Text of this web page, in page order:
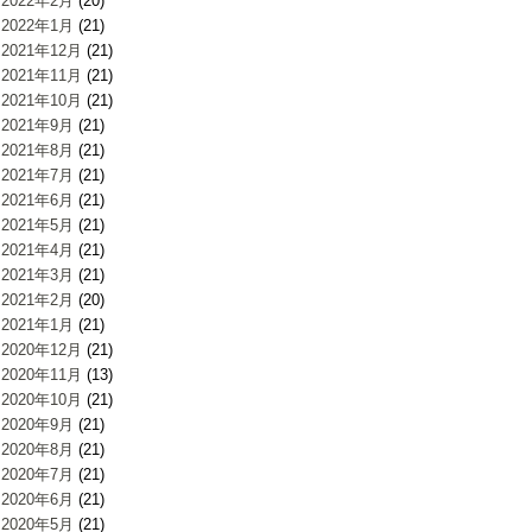
2022年1月 (21)
2021年12月 (21)
2021年11月 (21)
2021年10月 (21)
2021年9月 (21)
2021年8月 (21)
2021年7月 (21)
2021年6月 (21)
2021年5月 (21)
2021年4月 (21)
2021年3月 (21)
2021年2月 (20)
2021年1月 (21)
2020年12月 (21)
2020年11月 (13)
2020年10月 (21)
2020年9月 (21)
2020年8月 (21)
2020年7月 (21)
2020年6月 (21)
2020年5月 (21)